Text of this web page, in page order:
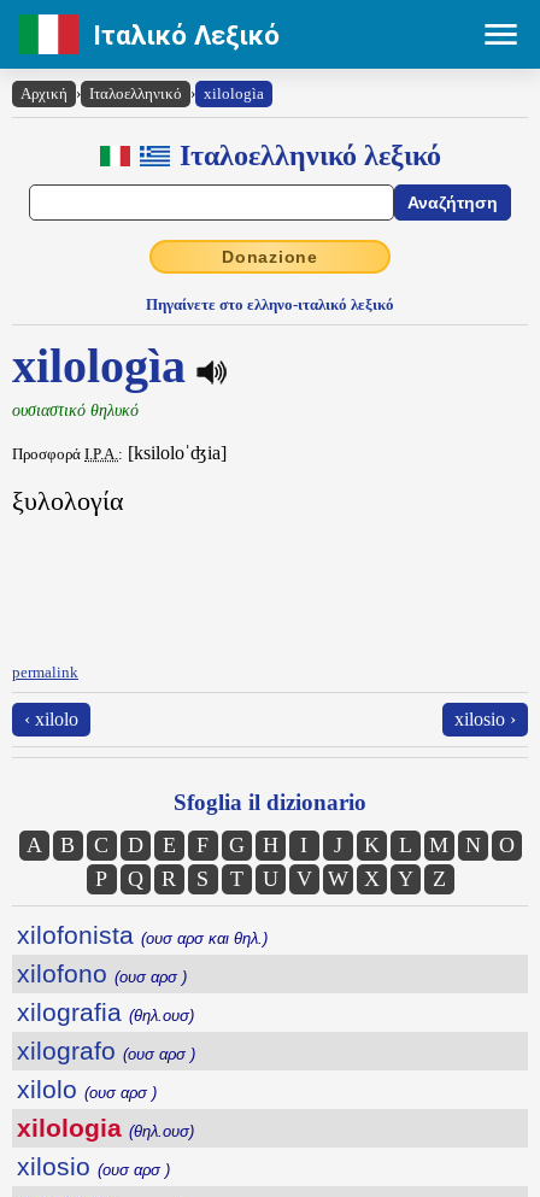
Ιταλικό Λεξικό
Αρχική › Ιταλοελληνικό › xilologìa
Ιταλοελληνικό λεξικό
Donazione
Πηγαίνετε στο ελληνο-ιταλικό λεξικό
xilologìa
ουσιαστικό θηλυκό
Προσφορά I.P.A.: [ksiloloˈʤia]
ξυλολογία
permalink
‹ xilolo xilosio ›
Sfoglia il dizionario
A B C D E F G H I J K L M N
O
P
Q R S T U V W X Y Z
xilofonista (ουσ αρσ και θηλ.)
xilofono (ουσ αρσ )
xilografia (θηλ.ουσ)
xilografo (ουσ αρσ )
xilolo (ουσ αρσ )
xilologia (θηλ.ουσ)
xilosio (ουσ αρσ )